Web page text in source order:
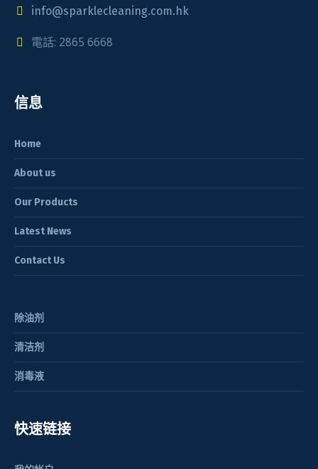
info@sparklecleaning.com.hk
電話: 2865 6668
信息
Home
About us
Our Products
Latest News
Contact Us
除油剂
清洁剂
消毒液
快速链接